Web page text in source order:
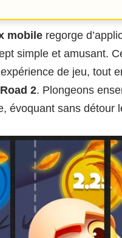
mobile regorge
simple et amusant.
de jeu, tout
2. Plongeons
évoquant sans détour